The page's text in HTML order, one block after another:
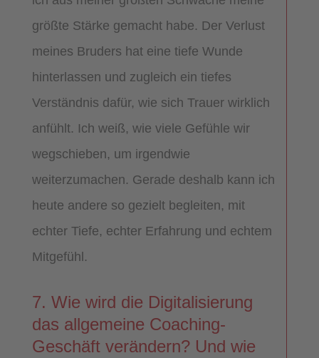
größte Stärke gemacht habe. Der Verlust
meines Bruders hat eine tiefe Wunde
hinterlassen und zugleich ein tiefes
Verständnis dafür, wie sich Trauer wirklich
anfühlt. Ich weiß, wie viele Gefühle wir
wegschieben, um irgendwie
weiterzumachen. Gerade deshalb kann ich
heute andere so gezielt begleiten, mit
echter Tiefe, echter Erfahrung und echtem
Mitgefühl.
7. Wie wird die Digitalisierung
das allgemeine Coaching-
Geschäft verändern? Und wie